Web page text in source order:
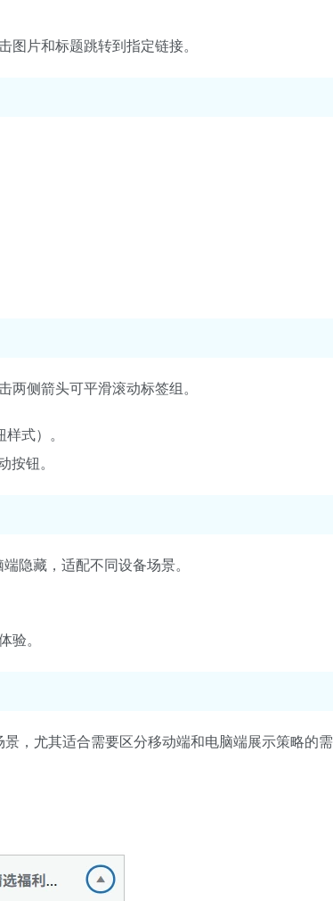
片和标题跳转到指定链接。
侧箭头可平滑滚动标签组。
式）。
钮。
隐藏，适配不同设备场景。
。
，尤其适合需要区分移动端和电脑端展示策略的需